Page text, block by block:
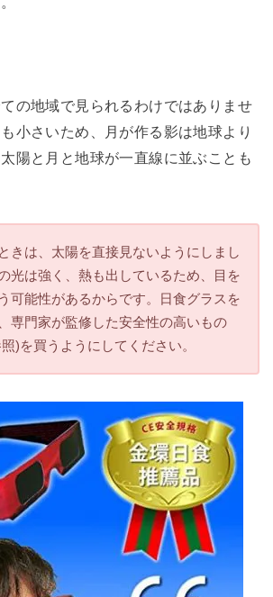
の地域で見られるわけではありませ
小さいため、月が作る影は地球より
陽と月と地球が一直線に並ぶことも
きは、太陽を直接見ないようにしまし
光は強く、熱も出しているため、目を
可能性があるからです。日食グラスを
専門家が監修した安全性の高いもの
)を買うようにしてください。